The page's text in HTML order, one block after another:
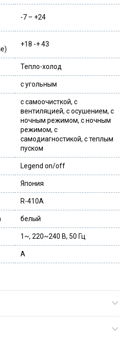
-7 – +24
+18 -+ 43
Тепло-холод
с угольным
с самоочисткой, с
вентиляцией, с осушением, с
ночным режимом, с ночным
режимом, с
самодиагностикой, с теплым
пуском
Legend on/off
Япония
R-410A
белый
1~, 220~240 В, 50 Гц
A